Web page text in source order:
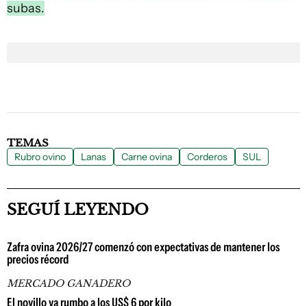
subas.
TEMAS
Rubro ovino Lanas Carne ovina Corderos SUL
SEGUÍ LEYENDO
Zafra ovina 2026/27 comenzó con expectativas de mantener los
precios récord
MERCADO GANADERO
El novillo va rumbo a los US$ 6 por kilo